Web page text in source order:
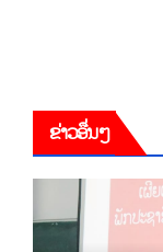
ຂ່າວອື່ນໆ